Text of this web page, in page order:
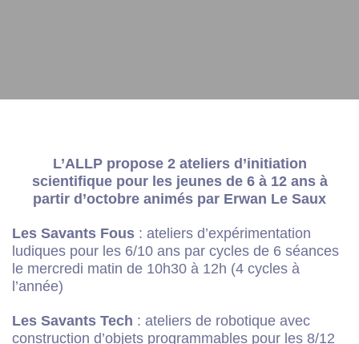
L’ALLP propose 2 ateliers d’initiation
scientifique pour les jeunes de 6 à 12 ans à
partir d’octobre animés par Erwan Le Saux
Les Savants Fous : ateliers d’expérimentation
ludiques pour les 6/10 ans par cycles de 6 séances
le mercredi matin de 10h30 à 12h (4 cycles à
l’année)
Les Savants Tech : ateliers de robotique avec
construction d’objets programmables pour les 8/12